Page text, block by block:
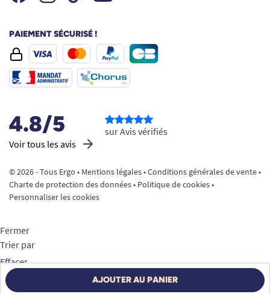
PAIEMENT SÉCURISÉ !
4.8/5
Voir tous les avis
sur Avis vérifiés
© 2026 - Tous Ergo • Mentions légales•Conditions générales de vente•
Charte de protection des données• Politique de cookies•
Personnaliser les cookies
AJOUTER AU PANIER
Fermer
Trier par
Effacer
Appliquer
Filtrer